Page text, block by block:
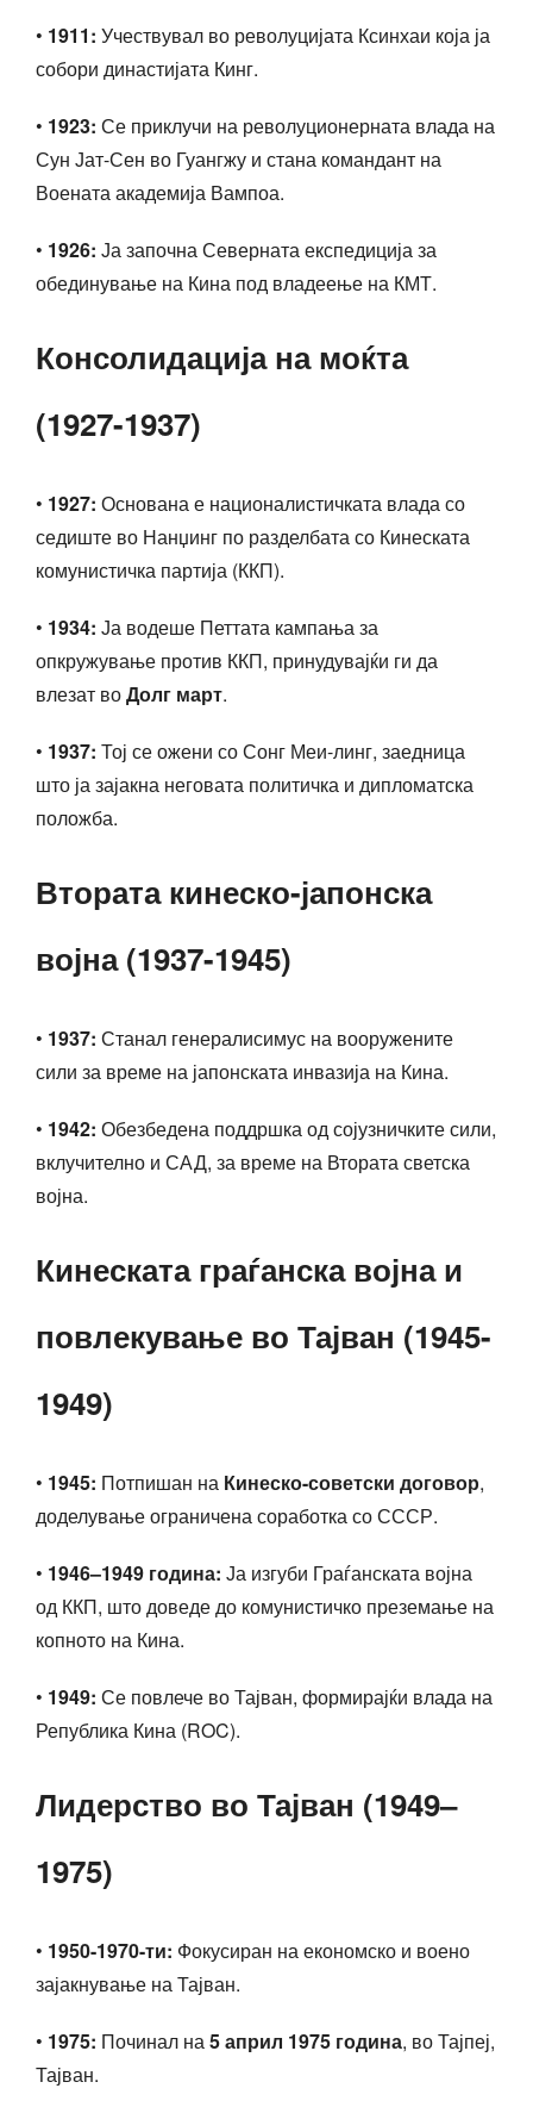
• 1911: Учествувал во револуцијата Ксинхаи која ја
собори династијата Кинг.
• 1923: Се приклучи на револуционерната влада на
Сун Јат-Сен во Гуангжу и стана командант на
Воената академија Вампоа.
• 1926: Ја започна Северната експедиција за
обединување на Кина под владеење на КМТ.
Консолидација на моќта
(1927-1937)
• 1927: Основана е националистичката влада со
седиште во Нанџинг по разделбата со Кинеската
комунистичка партија (ККП).
• 1934: Ја водеше Петтата кампања за
опкружување против ККП, принудувајќи ги да
влезат воДолг март.
• 1937: Тој се ожени со Сонг Меи-линг, заедница
што ја зајакна неговата политичка и дипломатска
положба.
Втората кинеско-јапонска
војна (1937-1945)
• 1937: Станал генералисимус на вооружените
сили за време на јапонската инвазија на Кина.
• 1942: Обезбедена поддршка од сојузничките сили,
вклучително и САД, за време на Втората светска
војна.
Кинеската граѓанска војна и
повлекување во Тајван (1945-
1949)
• 1945: Потпишан на Кинеско-советски договор,
доделување ограничена соработка со СССР.
• 1946–1949 година: Ја изгуби Граѓанската војна
од ККП, што доведе до комунистичко преземање на
копното на Кина.
• 1949: Се повлече во Тајван, формирајќи влада на
Република Кина (ROC).
Лидерство во Тајван (1949–
1975)
• 1950-1970-ти: Фокусиран на економско и воено
зајакнување на Тајван.
• 1975: Починал на5 април 1975 година, во Тајпеј,
Тајван.